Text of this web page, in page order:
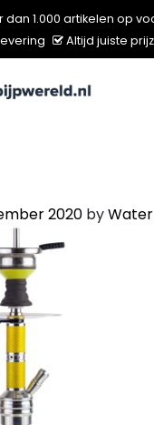
dan 1.000 artikelen op
Altijd juiste
2020 by